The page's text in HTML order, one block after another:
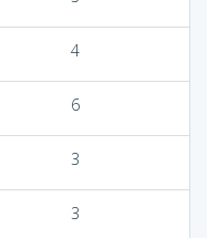
4
6
3
3